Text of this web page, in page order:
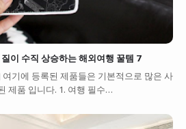
이 수직 상승하는 해외여행 꿀템 7
기에 등록된 제품들은 기본적으로 많은 사
제품 입니다. 1. 여행 필수…